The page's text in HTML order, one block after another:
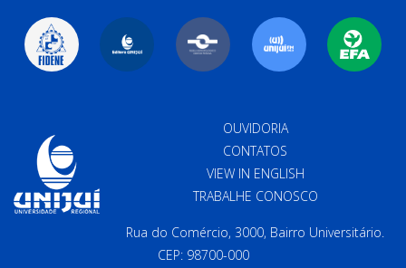
OUVIDORIA
CONTATOS
VIEW IN ENGLISH
TRABALHE CONOSCO
Rua do Comércio, 3000, Bairro Universitário.
CEP: 98700-000